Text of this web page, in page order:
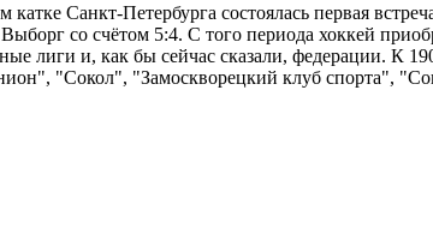
Санкт-Петербурга состоялась первая
со счётом 5:4. С того периода хоккей
лиги и, как бы сейчас сказали, федерации. К
"Сокол", "Замоскворецкий клуб спорта",